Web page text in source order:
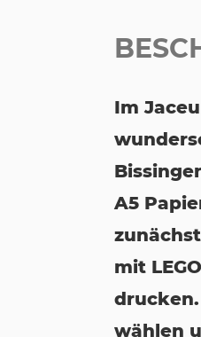
Im
A5
mit
wählen